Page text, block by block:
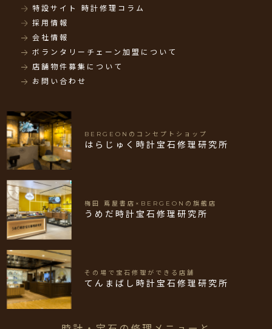
特設サイト 時計修理コラム
採用情報
会社情報
ボランタリーチェーン加盟について
店舗物件募集について
お問い合わせ
BERGEONのコンセプトショップ
はらじゅく時計宝石修理研究所
梅田 蔦屋書店×BERGEONの旗艦店
うめだ時計宝石修理研究所
その場で宝石修理ができる店舗
てんまばし時計宝石修理研究所